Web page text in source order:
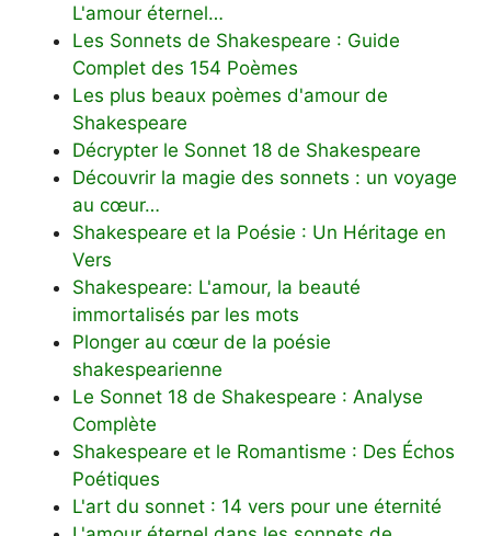
L'amour éternel…
Les Sonnets de Shakespeare : Guide
Complet des 154 Poèmes
Les plus beaux poèmes d'amour de
Shakespeare
Décrypter le Sonnet 18 de Shakespeare
Découvrir la magie des sonnets : un voyage
au cœur…
Shakespeare et la Poésie : Un Héritage en
Vers
Shakespeare: L'amour, la beauté
immortalisés par les mots
Plonger au cœur de la poésie
shakespearienne
Le Sonnet 18 de Shakespeare : Analyse
Complète
Shakespeare et le Romantisme : Des Échos
Poétiques
L'art du sonnet : 14 vers pour une éternité